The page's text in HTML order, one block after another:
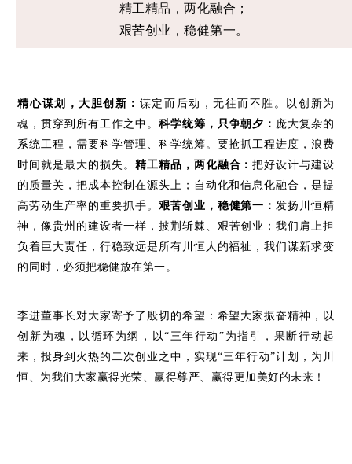
精工精品，两化融合；
艰苦创业，稳健第一。
精心谋划，大胆创新： 谋定而后动，无往而不胜。以创新为
魂，贯穿到所有工作之中。 科学统筹，只争朝夕： 庞大复杂的
系统工程，需要科学管理、科学统筹。要抢抓工程进度，浪费
时间就是最大的损失。 精工精品，两化融合：把好设计与建设
的质量关，把成本控制在源头上；自动化和信息化融合，是提
高劳动生产率的重要抓手。 艰苦创业，稳健第一： 发扬川恒精
神，像贵州的建设者一样，披荆斩棘、艰苦创业； 我们肩上担
负着巨大责任，行稳致远是所有川恒人的福祉，我们谋新求变
的同时，必须把稳健放在第一。
李进董事长对大家寄予了殷切的希望：希望大家振奋精神，以
创新为魂，以循环为纲，以“三年行动” 为指引，果断行动起
来，投身到火热的二次创业之中，实现“三年行动”计划，为川
恒、为我们大家赢得光荣、赢得尊严、赢得更加美好的未来！